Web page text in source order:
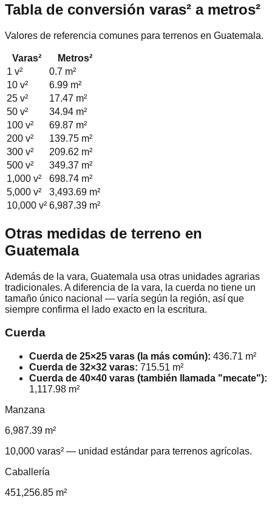
Tabla de conversión varas² a metros²
Valores de referencia comunes para terrenos en Guatemala.
Varas²
Metros²
1 v² 0.7 m²
10 v² 6.99 m²
25 v² 17.47 m²
50 v² 34.94 m²
100 v² 69.87 m²
200 v² 139.75 m²
300 v² 209.62 m²
500 v² 349.37 m²
1,000 v² 698.74 m²
5,000 v² 3,493.69 m²
10,000 v² 6,987.39 m²
Otras medidas de terreno en
Guatemala
Además de la vara, Guatemala usa otras unidades agrarias
tradicionales. A diferencia de la vara, la cuerda no tiene un
tamaño único nacional — varía según la región, así que
siempre confirma el lado exacto en la escritura.
Cuerda
Cuerda de 25×25 varas (la más común): 436.71 m²
Cuerda de 32×32 varas: 715.51 m²
Cuerda de 40×40 varas (también llamada "mecate"):
1,117.98 m²
Manzana
6,987.39 m²
10,000 varas² — unidad estándar para terrenos agrícolas.
Caballería
451,256.85 m²